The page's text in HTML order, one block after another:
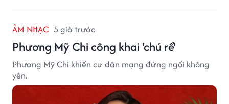
ÂM NHẠC 5 giờ trước
Phương Mỹ Chi công khai 'chú rể'
Phương Mỹ Chi khiến cư dân mạng đứng ngồi không
yên.